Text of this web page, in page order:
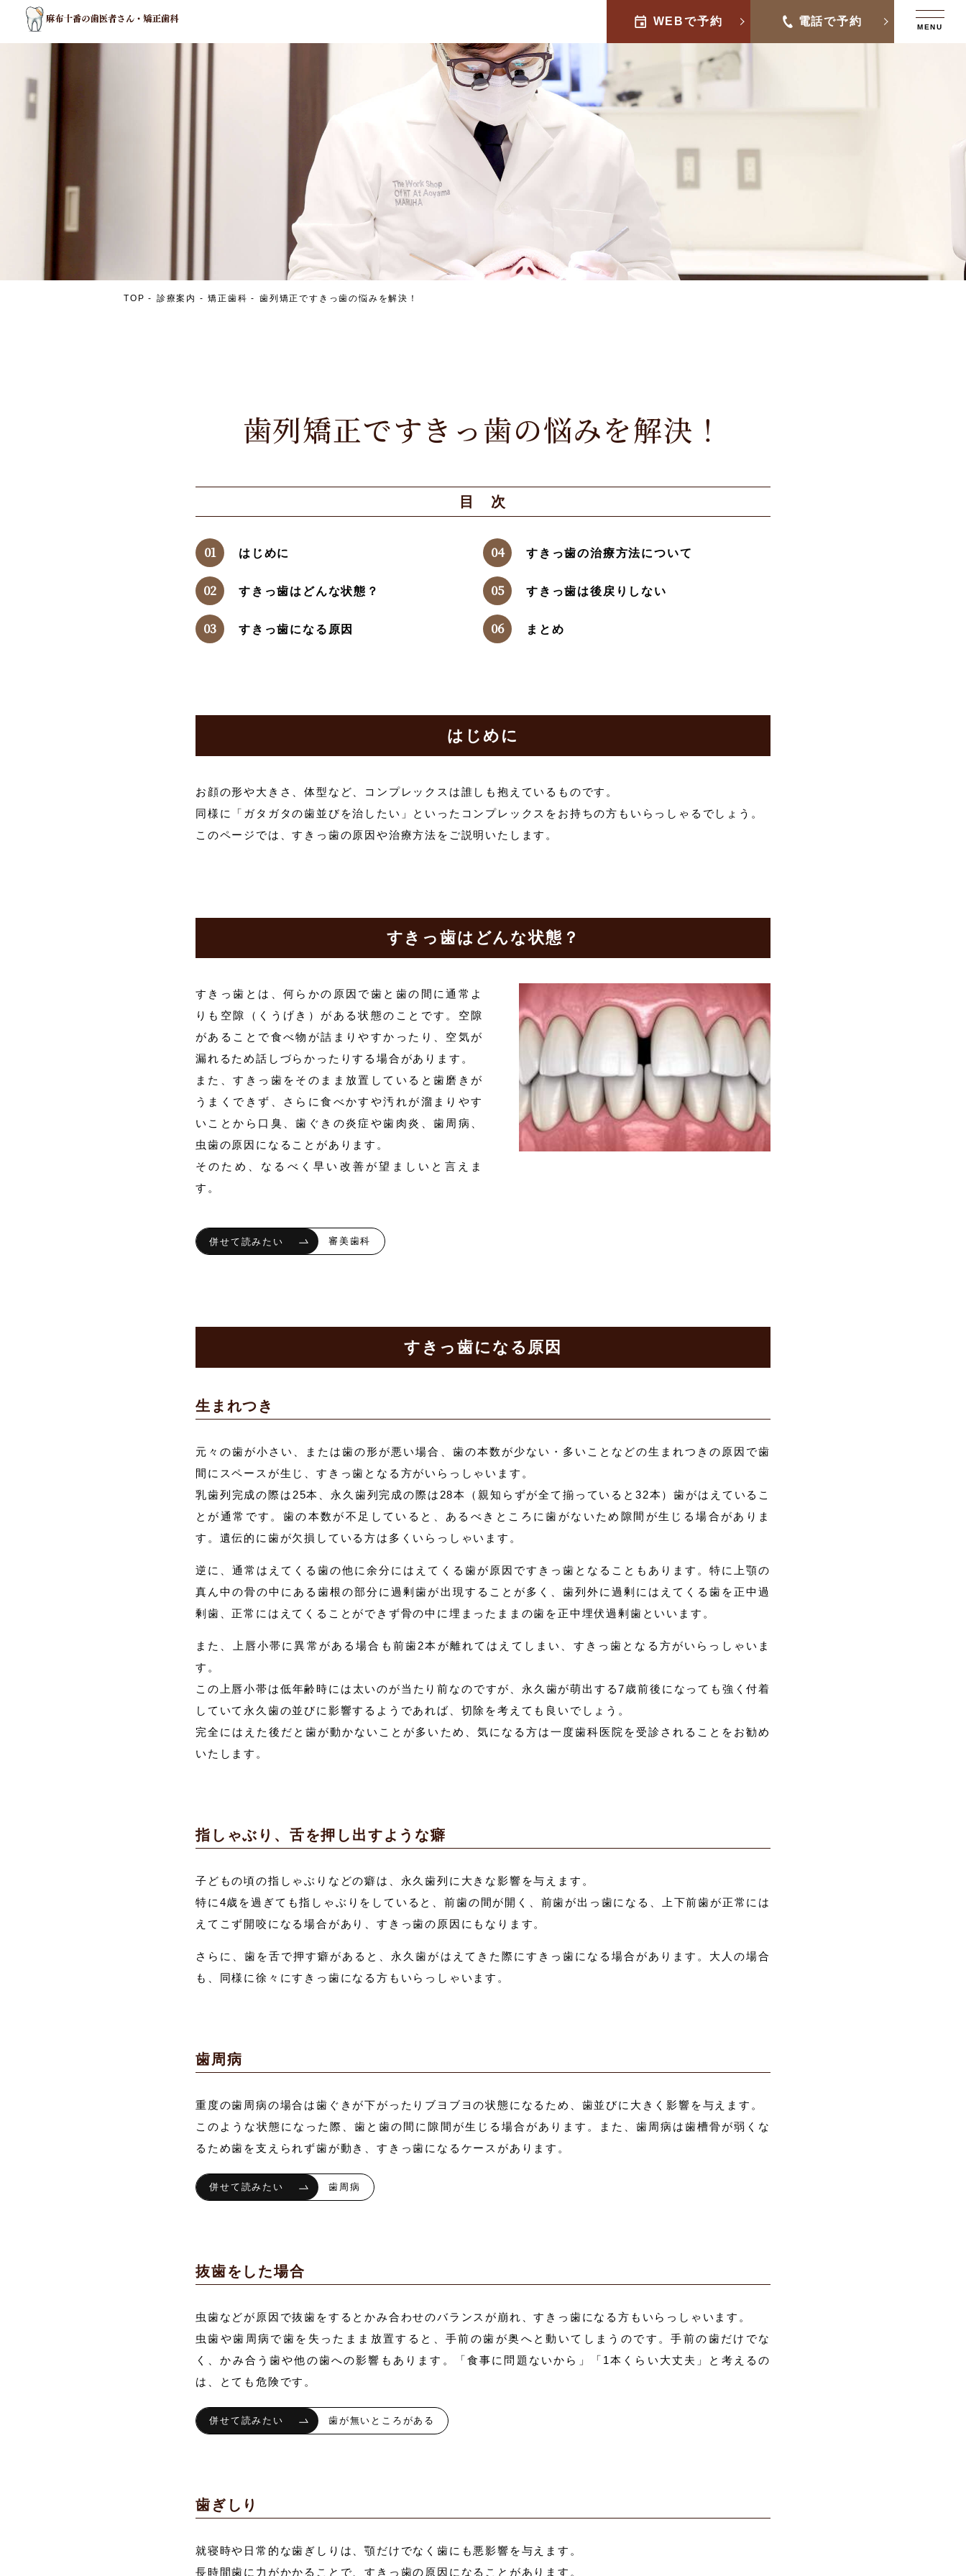
TOP 診療案内 矯正歯科 歯列矯正ですきっ歯の悩みを解決！
歯列矯正ですきっ歯の悩みを解決！
目 次
はじめに
すきっ歯はどんな状態？
すきっ歯になる原因
すきっ歯の治療方法について
すきっ歯は後戻りしない
まとめ
はじめに
お顔の形や大きさ、体型など、コンプレックスは誰しも抱えているものです。
同様に「ガタガタの歯並びを治したい」といったコンプレックスをお持ちの方もいらっしゃるでしょう。
このページでは、すきっ歯の原因や治療方法をご説明いたします。
すきっ歯はどんな状態？
すきっ歯とは、何らかの原因で歯と歯の間に通常よ
りも空隙（くうげき）がある状態のことです。空隙
があることで食べ物が詰まりやすかったり、空気が
漏れるため話しづらかったりする場合があります。
また、すきっ歯をそのまま放置していると歯磨きが
うまくできず、さらに食べかすや汚れが溜まりやす
いことから口臭、歯ぐきの炎症や歯肉炎、歯周病、
虫歯の原因になることがあります。
そのため、なるべく早い改善が望ましいと言えま
す。
審美歯科
すきっ歯になる原因
生まれつき
元々の歯が小さい、または歯の形が悪い場合、歯の本数が少ない・多いことなどの生まれつきの原因で歯
間にスペースが生じ、すきっ歯となる方がいらっしゃいます。
乳歯列完成の際は25本、永久歯列完成の際は28本（親知らずが全て揃っていると32本）歯がはえているこ
とが通常です。歯の本数が不足していると、あるべきところに歯がないため隙間が生じる場合がありま
す。遺伝的に歯が欠損している方は多くいらっしゃいます。
逆に、通常はえてくる歯の他に余分にはえてくる歯が原因ですきっ歯となることもあります。特に上顎の
真ん中の骨の中にある歯根の部分に過剰歯が出現することが多く、歯列外に過剰にはえてくる歯を正中過
剰歯、正常にはえてくることができず骨の中に埋まったままの歯を正中埋伏過剰歯といいます。
また、上唇小帯に異常がある場合も前歯2本が離れてはえてしまい、すきっ歯となる方がいらっしゃいま
す。
この上唇小帯は低年齢時には太いのが当たり前なのですが、永久歯が萌出する7歳前後になっても強く付着
していて永久歯の並びに影響するようであれば、切除を考えても良いでしょう。
完全にはえた後だと歯が動かないことが多いため、気になる方は一度歯科医院を受診されることをお勧め
いたします。
指しゃぶり、舌を押し出すような癖
子どもの頃の指しゃぶりなどの癖は、永久歯列に大きな影響を与えます。
特に4歳を過ぎても指しゃぶりをしていると、前歯の間が開く、前歯が出っ歯になる、上下前歯が正常には
えてこず開咬になる場合があり、すきっ歯の原因にもなります。
さらに、歯を舌で押す癖があると、永久歯がはえてきた際にすきっ歯になる場合があります。大人の場合
も、同様に徐々にすきっ歯になる方もいらっしゃいます。
歯周病
重度の歯周病の場合は歯ぐきが下がったりブヨブヨの状態になるため、歯並びに大きく影響を与えます。
このような状態になった際、歯と歯の間に隙間が生じる場合があります。また、歯周病は歯槽骨が弱くな
るため歯を支えられず歯が動き、すきっ歯になるケースがあります。
歯周病
抜歯をした場合
虫歯などが原因で抜歯をするとかみ合わせのバランスが崩れ、すきっ歯になる方もいらっしゃいます。
虫歯や歯周病で歯を失ったまま放置すると、手前の歯が奥へと動いてしまうのです。手前の歯だけでな
く、かみ合う歯や他の歯への影響もあります。「食事に問題ないから」「1本くらい大丈夫」と考えるの
は、とても危険です。
歯が無いところがある
歯ぎしり
就寝時や日常的な歯ぎしりは、顎だけでなく歯にも悪影響を与えます。
長時間歯に力がかかることで、すきっ歯の原因になることがあります。
WEBで予約 電話で予約 MENU